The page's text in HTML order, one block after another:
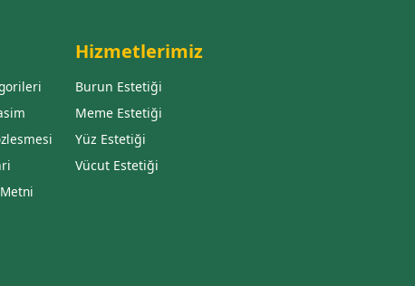
Hizmetlerimiz
Burun Estetiği
Meme Estetiği
Yüz Estetiği
Vücut Estetiği